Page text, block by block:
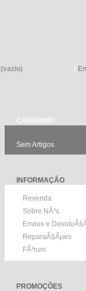
(vazio) (
CARRINHO
Sem Artigos
INFORMAÇÃO
Revenda
Sobre NÃ³s
Envios e
ReparaÃ§Ãµes
FÃ³rum
PROMOÇÕES